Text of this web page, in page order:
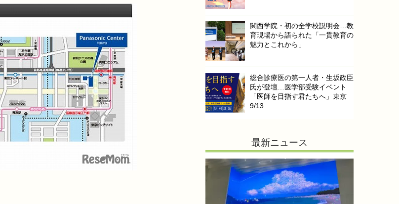
関西学院・初の全学校説明会…教
育現場から語られた「一貫教育の
魅力とこれから」
総合診療医の第一人者・生坂政臣
氏が登壇…医学部受験イベント
「医師を目指す君たちへ」東京
9/13
最新ニュース